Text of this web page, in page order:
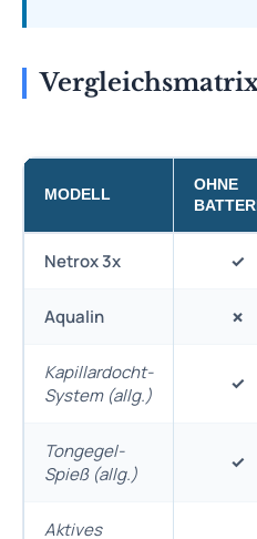
MODELL
OHNE
Netrox 3x ✓
Aqualin ✗
Kapillardocht-
System (allg.)
✓
Tongegel-
Spieß (allg.)
✓
Aktives